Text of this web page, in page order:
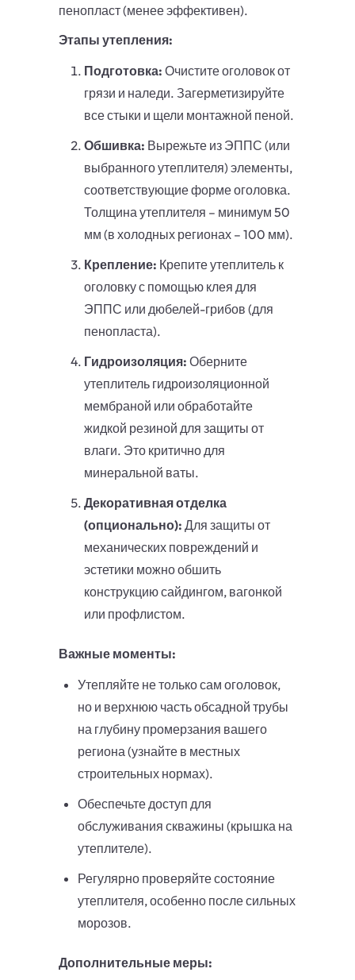
пенопласт (менее эффективен).
Этапы утепления:
Подготовка: Очистите оголовок от
грязи и наледи. Загерметизируйте
все стыки и щели монтажной пеной.
Обшивка: Вырежьте из ЭППС (или
выбранного утеплителя) элементы,
соответствующие форме оголовка.
Толщина утеплителя – минимум 50
мм (в холодных регионах – 100 мм).
Крепление: Крепите утеплитель к
оголовку с помощью клея для
ЭППС или дюбелей-грибов (для
пенопласта).
Гидроизоляция: Оберните
утеплитель гидроизоляционной
мембраной или обработайте
жидкой резиной для защиты от
влаги. Это критично для
минеральной ваты.
Декоративная отделка
(опционально): Для защиты от
механических повреждений и
эстетики можно обшить
конструкцию сайдингом, вагонкой
или профлистом.
Важные моменты:
Утепляйте не только сам оголовок,
но и верхнюю часть обсадной трубы
на глубину промерзания вашего
региона (узнайте в местных
строительных нормах).
Обеспечьте доступ для
обслуживания скважины (крышка на
утеплителе).
Регулярно проверяйте состояние
утеплителя, особенно после сильных
морозов.
Дополнительные меры: